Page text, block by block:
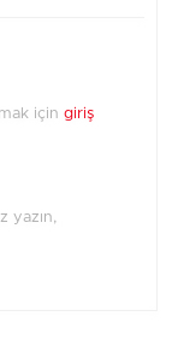
için giriş
yazın,